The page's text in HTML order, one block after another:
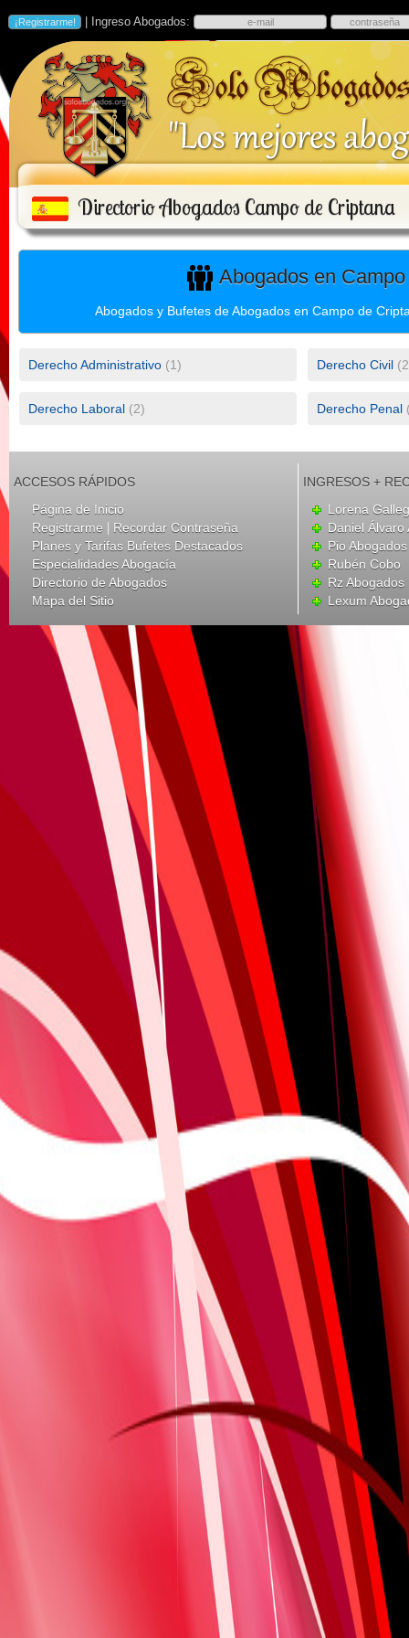
| Ingreso Abogados:
Directorio Abogados Campo de Criptana
Abogados en
Abogados y Bufetes de Abogados en Campo de
Derecho Administrativo (1) Derecho Civil
Derecho Laboral (2) Derecho Penal
ACCESOS RÁPIDOS
Página de Inicio
Registrarme | Recordar Contraseña
Planes y Tarifas Bufetes Destacados
Especialidades Abogacía
Directorio de Abogados
Mapa del Sitio
INGRESOS +
Lorena
Daniel Álvaro
Pio
Rubén Cobo
Rz Abogados
Lexum